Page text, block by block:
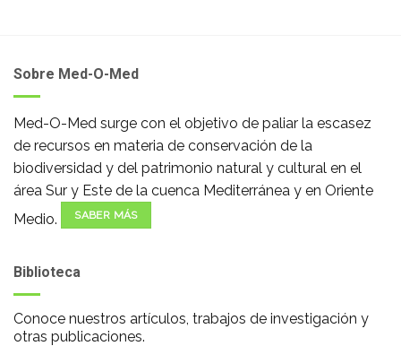
Sobre Med-O-Med
Med-O-Med surge con el objetivo de paliar la escasez
de recursos en materia de conservación de la
biodiversidad y del patrimonio natural y cultural en el
área Sur y Este de la cuenca Mediterránea y en Oriente
Medio.
SABER MÁS
Biblioteca
Conoce nuestros artículos, trabajos de investigación y
otras publicaciones.